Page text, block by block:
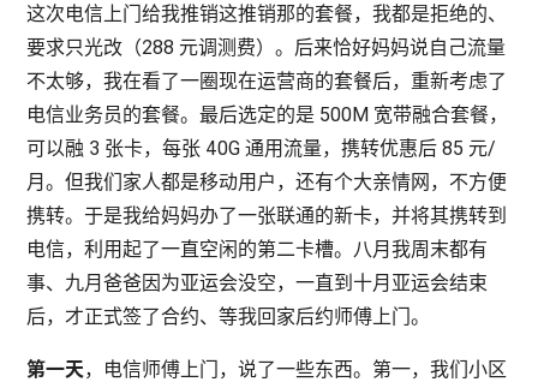
这次电信上门给我推销这推销那的套餐，我都是拒绝的、
要求只光改（288 元调测费）。后来恰好妈妈说自己流量
不太够，我在看了一圈现在运营商的套餐后，重新考虑了
电信业务员的套餐。最后选定的是 500M 宽带融合套餐，
可以融 3 张卡，每张 40G 通用流量，携转优惠后 85 元/
月。但我们家人都是移动用户，还有个大亲情网，不方便
携转。于是我给妈妈办了一张联通的新卡，并将其携转到
电信，利用起了一直空闲的第二卡槽。八月我周末都有
事、九月爸爸因为亚运会没空，一直到十月亚运会结束
后，才正式签了合约、等我回家后约师傅上门。
第一天，电信师傅上门，说了一些东西。第一，我们小区